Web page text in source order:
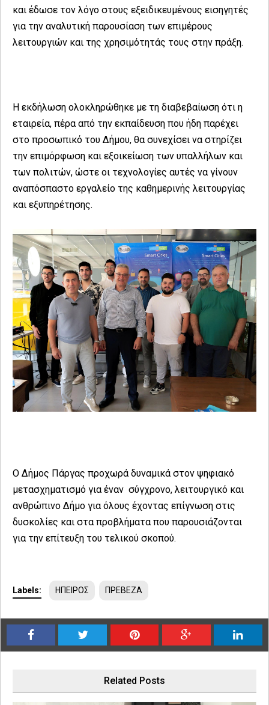
και έδωσε τον λόγο στους εξειδικευμένους εισηγητές
για την αναλυτική παρουσίαση των επιμέρους
λειτουργιών και της χρησιμότητάς τους στην πράξη.
Η εκδήλωση ολοκληρώθηκε με τη διαβεβαίωση ότι η
εταιρεία, πέρα από την εκπαίδευση που ήδη παρέχει
στο προσωπικό του Δήμου, θα συνεχίσει να στηρίζει
την επιμόρφωση και εξοικείωση των υπαλλήλων και
των πολιτών, ώστε οι τεχνολογίες αυτές να γίνουν
αναπόσπαστο εργαλείο της καθημερινής λειτουργίας
και εξυπηρέτησης.
Ο Δήμος Πάργας προχωρά δυναμικά στον ψηφιακό
μετασχηματισμό για έναν σύγχρονο, λειτουργικό και
ανθρώπινο Δήμο για όλους έχοντας επίγνωση στις
δυσκολίες και στα προβλήματα που παρουσιάζονται
για την επίτευξη του τελικού σκοπού.
Labels: ΗΠΕΙΡΟΣ ΠΡΕΒΕΖΑ
Related Posts